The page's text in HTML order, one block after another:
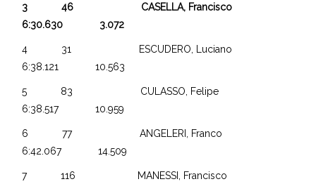
3 46 CASELLA, Francisco
6:30.630 3.072
4 31 ESCUDERO, Luciano
6:38.121 10.563
5 83 CULASSO, Felipe
6:38.517 10.959
6 77 ANGELERI, Franco
6:42.067 14.509
7 116 MANESSI, Francisco